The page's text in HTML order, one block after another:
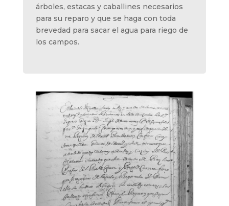
árboles, estacas y caballines necesarios
para su reparo y que se haga con toda
brevedad para sacar el agua para riego de
los campos.